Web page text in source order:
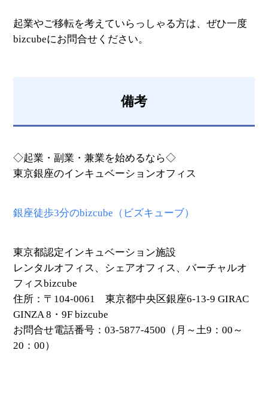
起業やご移転を考えていらっしゃる方は、ぜひ一度
bizcubeにお問合せください。
備考
◇起業・副業・兼業を始めるなら◇
東京銀座のインキュベーションオフィス
銀座徒歩3分のbizcube（ビズキューブ）
東京都認定インキュベーション施設
レンタルオフィス、シェアオフィス、バーチャルオ
フィスbizcube
住所：〒104-0061 東京都中央区銀座6-13-9 GIRAC
GINZA 8・9F bizcube
お問合せ電話番号：03-5877-4500（月～土9：00～
20：00）